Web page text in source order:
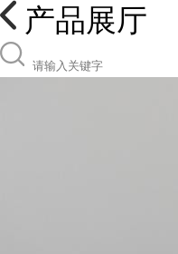
产品展厅